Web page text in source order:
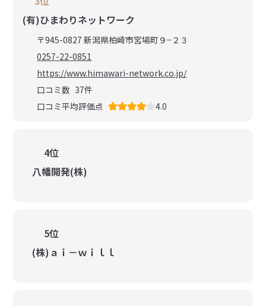
(有)ひまわりネットワーク
〒945-0827 新潟県柏崎市宮場町９−２３
0257-22-0851
https://www.himawari-network.co.jp/
口コミ数 37件
口コミ平均評価点
4.0
4位
八幡開発(株)
5位
(株)ａｉ－ｗｉｌｌ